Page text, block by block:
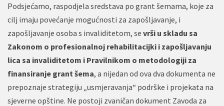
Podsjećamo, raspodjela sredstava po grant šemama, koje za
cilj imaju povećanje mogućnosti za zapošljavanje, i
zapošljavanje osoba s invaliditetom, se vrši u skladu sa
Zakonom o profesionalnoj rehabilitacijki i zapošljavanju
lica sa invaliditetom i Pravilnikom o metodologiji za
finansiranje grant šema, a nijedan od ova dva dokumenta ne
prepoznaje strategiju „usmjeravanja“ podrške i projekata na
sjeverne opštine. Ne postoji zvaničan dokument Zavoda za